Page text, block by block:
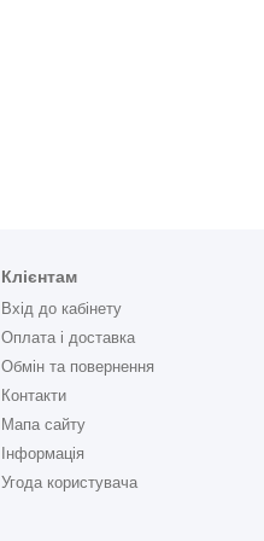
Клієнтам
Вхід до кабінету
Оплата і доставка
Обмін та повернення
Контакти
Мапа сайту
Інформація
Угода користувача